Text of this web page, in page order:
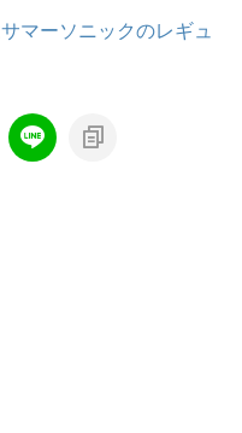
マーソニックのレギュ